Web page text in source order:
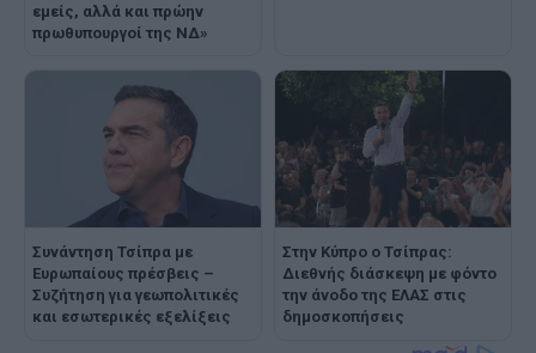
εμείς, αλλά και πρώην
πρωθυπουργοί της ΝΔ»
Συνάντηση Τσίπρα με
Ευρωπαίους πρέσβεις –
Συζήτηση για γεωπολιτικές
και εσωτερικές εξελίξεις
Στην Κύπρο ο Τσίπρας:
Διεθνής διάσκεψη με φόντο
την άνοδο της ΕΛΑΣ στις
δημοσκοπήσεις